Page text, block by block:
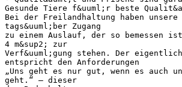
Gesunde Tiere f&uuml;r beste
Bei der Freilandhaltung haben unsere
tags&uuml;ber Zugang
zu einem Auslauf, der so bemessen
4 m&sup2; zur
Verf&uuml;gung stehen. Der
entspricht den Anforderungen
„Uns geht es nur gut, wenn es auch
geht.“ – dieser